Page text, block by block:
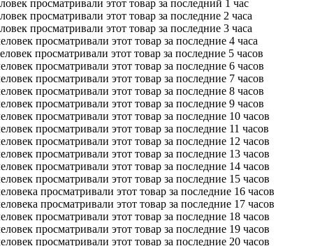
просматривали этот товар за последний 1 час
просматривали этот товар за последние 2 часа
просматривали этот товар за последние 3 часа
просматривали этот товар за последние 4 часа
просматривали этот товар за последние 5 часов
просматривали этот товар за последние 6 часов
просматривали этот товар за последние 7 часов
просматривали этот товар за последние 8 часов
просматривали этот товар за последние 9 часов
просматривали этот товар за последние 10 часов
просматривали этот товар за последние 11 часов
просматривали этот товар за последние 12 часов
просматривали этот товар за последние 13 часов
просматривали этот товар за последние 14 часов
просматривали этот товар за последние 15 часов
просматривали этот товар за последние 16 часов
просматривали этот товар за последние 17 часов
просматривали этот товар за последние 18 часов
просматривали этот товар за последние 19 часов
просматривали этот товар за последние 20 часов